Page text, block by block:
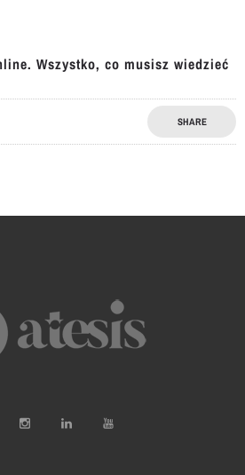
Wszystko, co musisz wiedzieć
SHARE